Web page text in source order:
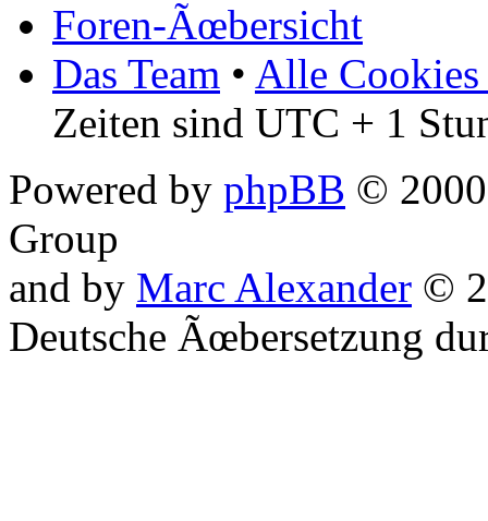
Foren-Ãœbersicht
Das Team • Alle Cookies
Zeiten sind UTC + 1
Powered by phpBB ©
Group
and by Marc Alexander ©
Deutsche Ãœbersetzung